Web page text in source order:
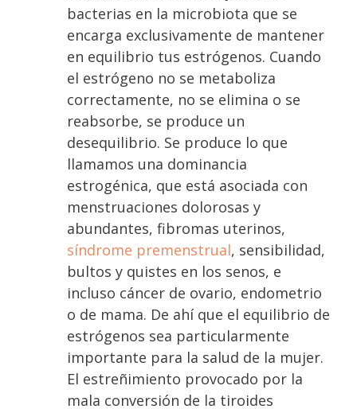
bacterias en la microbiota que se
encarga exclusivamente de mantener
en equilibrio tus estrógenos. Cuando
el estrógeno no se metaboliza
correctamente, no se elimina o se
reabsorbe, se produce un
desequilibrio. Se produce lo que
llamamos una dominancia
estrogénica, que está asociada con
menstruaciones dolorosas y
abundantes, fibromas uterinos,
síndrome premenstrual, sensibilidad,
bultos y quistes en los senos, e
incluso cáncer de ovario, endometrio
o de mama. De ahí que el equilibrio de
estrógenos sea particularmente
importante para la salud de la mujer.
El estreñimiento provocado por la
mala conversión de la tiroides